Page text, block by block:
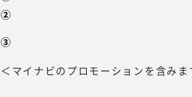
②
③
＜マイナビのプロモーションを含みま